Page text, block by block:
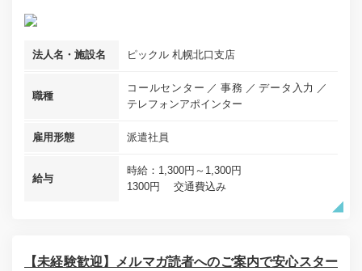
法人名・施設名 ピックル 札幌北口支店
職種
コールセンター 事務
データ入力
テレフォンアポインター
雇用形態 派遣社員
給与
時給：1,300円～1,300円
1300円 交通費込み
【未経験歓迎】メルマガ読者へのご案内で安心スター